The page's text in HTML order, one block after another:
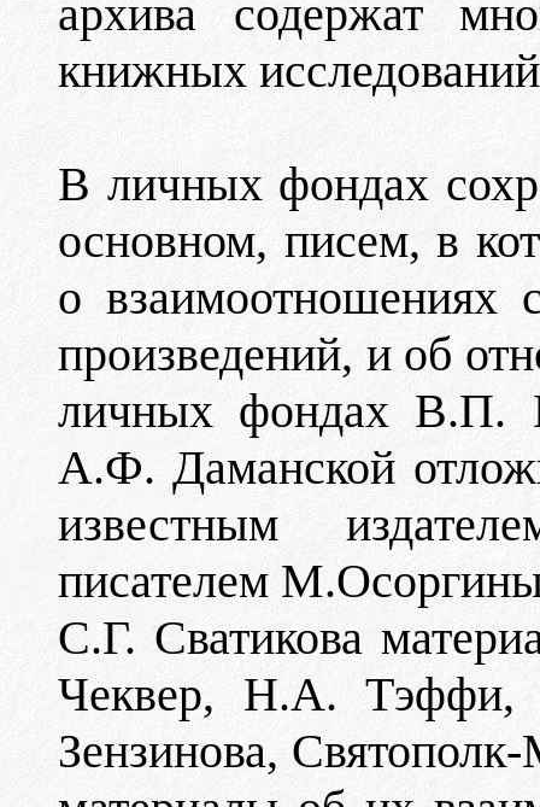
архива содержат
книжных
В личных фондах
основном, писем, в
о взаимоотношениях
произведений, и об
личных фондах В.П.
А.Ф. Даманской
известным
писателем
С.Г. Сватикова
Чеквер, Н.А.
Зензинова,